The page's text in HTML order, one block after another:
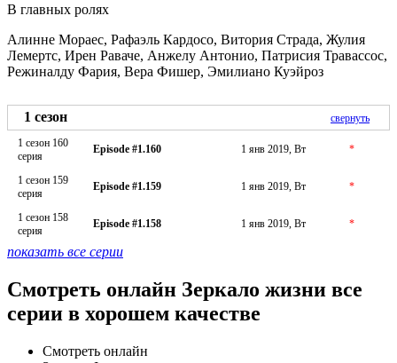
В главных ролях
Алинне Мораес, Рафаэль Кардосо, Витория Страда, Жулия
Лемертс, Ирен Раваче, Анжелу Антонио, Патрисия Травассос,
Режиналду Фария, Вера Фишер, Эмилиано Куэйроз
1 сезон
свернуть
1 сезон 160
серия
Episode #1.160 1 янв 2019, Вт *
1 сезон 159
серия
Episode #1.159 1 янв 2019, Вт *
1 сезон 158
серия
Episode #1.158 1 янв 2019, Вт *
показать все серии
Смотреть онлайн Зеркало жизни все
серии в хорошем качестве
Смотреть онлайн